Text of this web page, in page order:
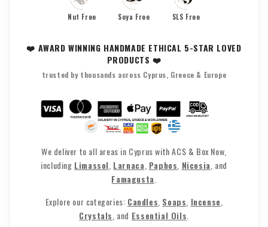
Nut Free Soya Free SLS Free
❤️ AWARD WINNING HANDMADE ETHICAL 5-STAR LOVED
PRODUCTS ❤️
trusted by thousands across Cyprus, Greece & Europe
We deliver to all areas in Cyprus with ACS & Box Now,
including Limassol Larnaca Paphos Nicosia , and
Famagusta
Explore our categories: Candles Soaps Incense
Crystals , and Essential Oils